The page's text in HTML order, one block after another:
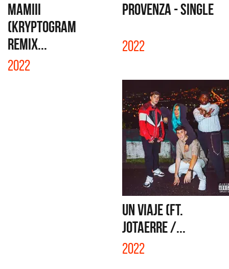
MAMIII
(KRYPTOGRAM
REMIX...
2022
PROVENZA - SINGLE
2022
UN VIAJE (FT.
JOTAERRE /...
2022